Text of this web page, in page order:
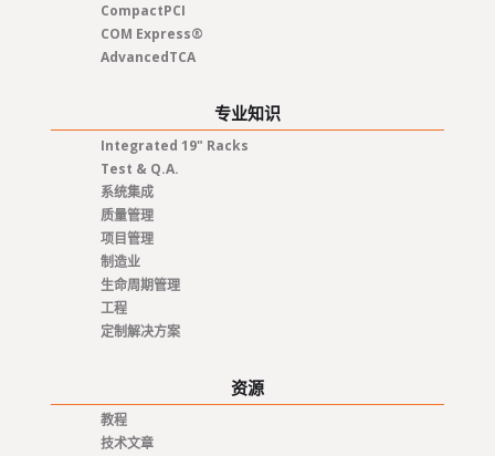
CompactPCI
COM Express®
AdvancedTCA
专业知识
Integrated 19" Racks
Test & Q.A.
系统集成
质量管理
项目管理
制造业
生命周期管理
工程
定制解决方案
资源
教程
技术文章